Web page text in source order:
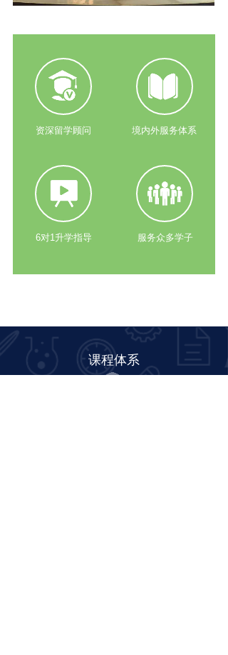
境内外服务体系
资深留学顾问
6对1升学指导 服务众多学子
课程体系